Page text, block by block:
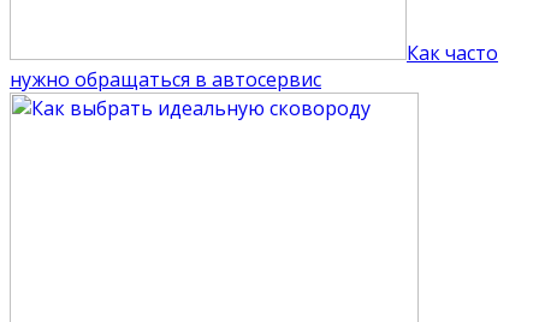
Как часто
нужно обращаться в автосервис